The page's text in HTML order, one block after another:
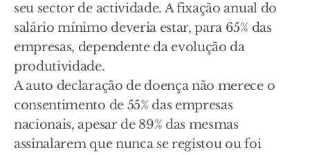
seu sector de actividade. A fixação anual do
salário mínimo deveria estar, para 65% das
empresas, dependente da evolução da
produtividade.
A auto declaração de doença não merece o
consentimento de 55% das empresas
nacionais, apesar de 89% das mesmas
assinalarem que nunca se registou ou foi